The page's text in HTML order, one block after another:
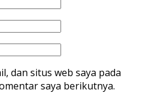
dan situs web saya pada
saya berikutnya.